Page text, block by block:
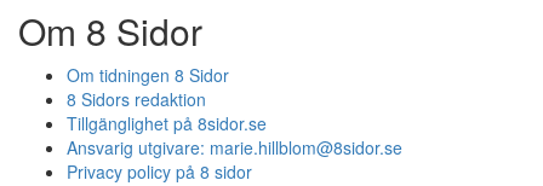
Om 8 Sidor
Om tidningen 8 Sidor
8 Sidors redaktion
Tillgänglighet på 8sidor.se
Ansvarig utgivare: marie.hillblom@8sidor.se
Privacy policy på 8 sidor